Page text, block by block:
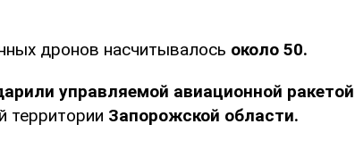
дронов насчитывалось около 50.
управляемой авиационной
территории Запорожской области.